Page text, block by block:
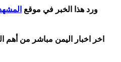
ورد هذا الخبر في موقع
اخر اخبار اليمن مباشر من أهم